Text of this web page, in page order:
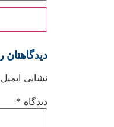
دیدگاهتان
نشانی
دیدگاه *